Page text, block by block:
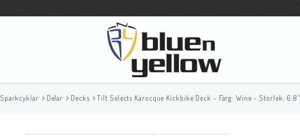
Sparkcyklar Delar Decks Tilt Selects Karocque Kickbike Deck - Färg: Wine - Storlek: 6.8"